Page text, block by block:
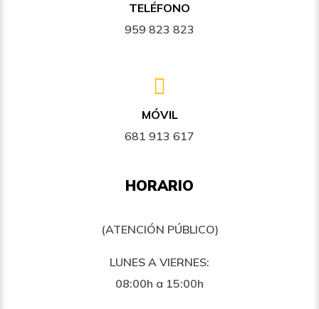
TELÉFONO
959 823 823
MÓVIL
681 913 617
HORARIO
(ATENCIÓN PÚBLICO)
LUNES A VIERNES:
08:00h a 15:00h